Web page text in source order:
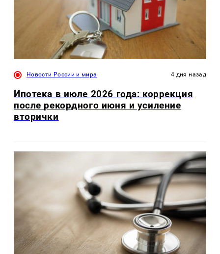
Новости России и мира 4 дня назад
Ипотека в июле 2026 года: коррекция
после рекордного июня и усиление
вторички